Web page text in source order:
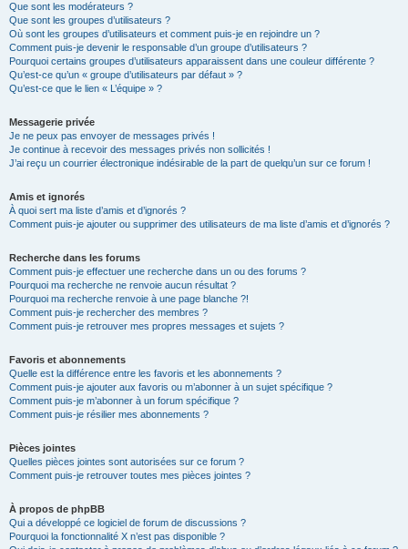
Que sont les modérateurs ?
Que sont les groupes d’utilisateurs ?
Où sont les groupes d’utilisateurs et comment puis-je en rejoindre un ?
Comment puis-je devenir le responsable d’un groupe d’utilisateurs ?
Pourquoi certains groupes d’utilisateurs apparaissent dans une couleur différente ?
Qu’est-ce qu’un « groupe d’utilisateurs par défaut » ?
Qu’est-ce que le lien « L’équipe » ?
Messagerie privée
Je ne peux pas envoyer de messages privés !
Je continue à recevoir des messages privés non sollicités !
J’ai reçu un courrier électronique indésirable de la part de quelqu’un sur ce forum !
Amis et ignorés
À quoi sert ma liste d’amis et d’ignorés ?
Comment puis-je ajouter ou supprimer des utilisateurs de ma liste d’amis et d’ignorés ?
Recherche dans les forums
Comment puis-je effectuer une recherche dans un ou des forums ?
Pourquoi ma recherche ne renvoie aucun résultat ?
Pourquoi ma recherche renvoie à une page blanche ?!
Comment puis-je rechercher des membres ?
Comment puis-je retrouver mes propres messages et sujets ?
Favoris et abonnements
Quelle est la différence entre les favoris et les abonnements ?
Comment puis-je ajouter aux favoris ou m’abonner à un sujet spécifique ?
Comment puis-je m’abonner à un forum spécifique ?
Comment puis-je résilier mes abonnements ?
Pièces jointes
Quelles pièces jointes sont autorisées sur ce forum ?
Comment puis-je retrouver toutes mes pièces jointes ?
À propos de phpBB
Qui a développé ce logiciel de forum de discussions ?
Pourquoi la fonctionnalité X n’est pas disponible ?